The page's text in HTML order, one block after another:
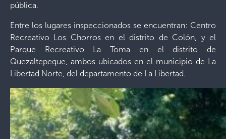
pública.
Entre los lugares inspeccionados se encuentran: Centro
Recreativo Los Chorros en el distrito de Colón, y el
Parque Recreativo La Toma en el distrito de
Quezaltepeque, ambos ubicados en el municipio de La
Libertad Norte, del departamento de La Libertad.